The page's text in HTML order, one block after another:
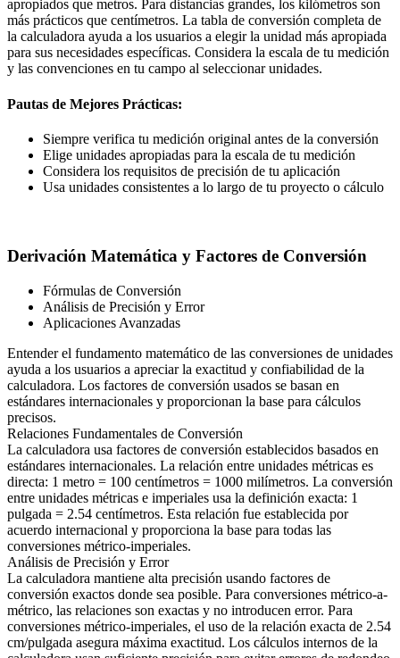
apropiados que metros. Para distancias grandes, los kilómetros son
más prácticos que centímetros. La tabla de conversión completa de
la calculadora ayuda a los usuarios a elegir la unidad más apropiada
para sus necesidades específicas. Considera la escala de tu medición
y las convenciones en tu campo al seleccionar unidades.
Pautas de Mejores Prácticas:
Siempre verifica tu medición original antes de la conversión
Elige unidades apropiadas para la escala de tu medición
Considera los requisitos de precisión de tu aplicación
Usa unidades consistentes a lo largo de tu proyecto o cálculo
Derivación Matemática y Factores de Conversión
Fórmulas de Conversión
Análisis de Precisión y Error
Aplicaciones Avanzadas
Entender el fundamento matemático de las conversiones de unidades
ayuda a los usuarios a apreciar la exactitud y confiabilidad de la
calculadora. Los factores de conversión usados se basan en
estándares internacionales y proporcionan la base para cálculos
precisos.
Relaciones Fundamentales de Conversión
La calculadora usa factores de conversión establecidos basados en
estándares internacionales. La relación entre unidades métricas es
directa: 1 metro = 100 centímetros = 1000 milímetros. La conversión
entre unidades métricas e imperiales usa la definición exacta: 1
pulgada = 2.54 centímetros. Esta relación fue establecida por
acuerdo internacional y proporciona la base para todas las
conversiones métrico-imperiales.
Análisis de Precisión y Error
La calculadora mantiene alta precisión usando factores de
conversión exactos donde sea posible. Para conversiones métrico-a-
métrico, las relaciones son exactas y no introducen error. Para
conversiones métrico-imperiales, el uso de la relación exacta de 2.54
cm/pulgada asegura máxima exactitud. Los cálculos internos de la